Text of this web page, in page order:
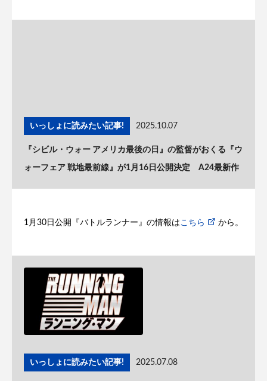
いっしょに読みたい記事! 2025.10.07
『シビル・ウォー アメリカ最後の日』の監督がおくる『ウ
ォーフェア 戦地最前線』が1月16日公開決定 A24最新作
1月30日公開『バトルランナー』の情報はこちら から。
いっしょに読みたい記事! 2025.07.08